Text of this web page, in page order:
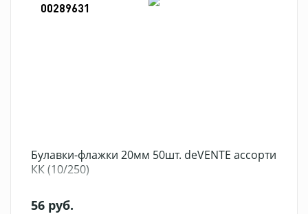
00289631
Булавки-флажки 20мм 50шт. deVENTE ассорти
КК (10/250)
56 руб.